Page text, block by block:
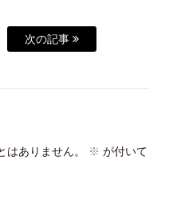
次の記事
はありません。 ※ が付いて